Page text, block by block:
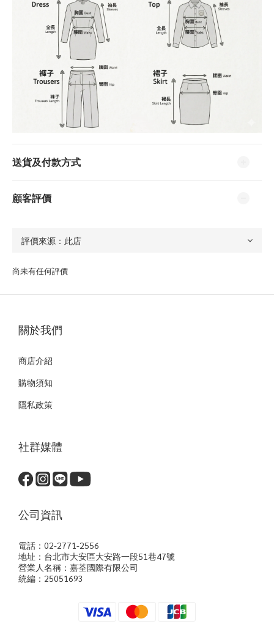
送貨及付款方式
顧客評價
尚未有任何評價
關於我們
商店介紹
購物須知
隱私政策
社群媒體
公司資訊
電話：02-2771-2556
地址：台北市大安區大安路一段51巷47號
營業人名稱：嘉荃國際有限公司
統編：25051693